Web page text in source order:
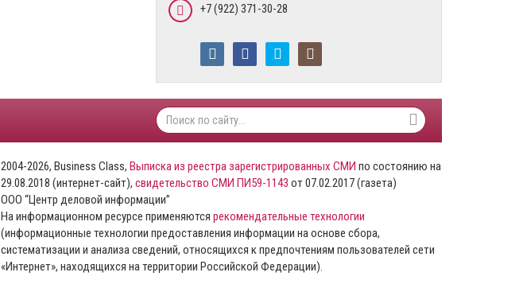
+7 (922) 371-30-28
2004-2026, Business Class, Выписка из реестра зарегистрированных СМИ по состоянию на
29.08.2018 (интернет-сайт), свидетельство СМИ ПИ59-1143 от 07.02.2017 (газета)
ООО “Центр деловой информации”
На информационном ресурсе применяются рекомендательные технологии
(информационные технологии предоставления информации на основе сбора,
систематизации и анализа сведений, относящихся к предпочтениям пользователей сети
«Интернет», находящихся на территории Российской Федерации).